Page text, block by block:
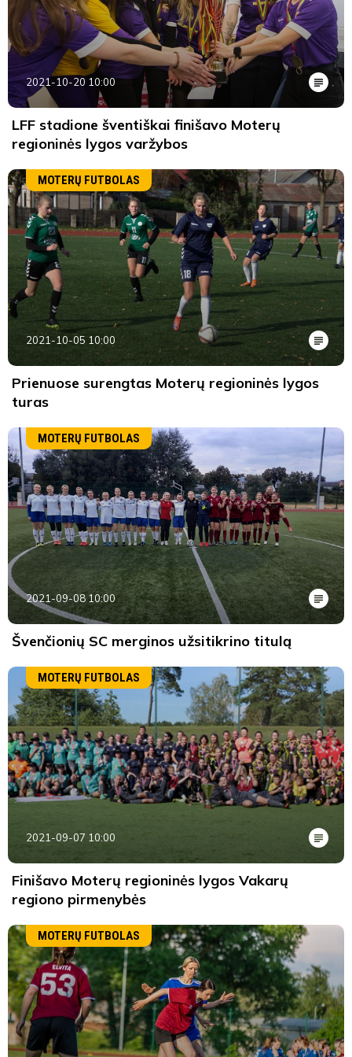
2021-10-20 10:00
LFF stadione šventiškai finišavo Moterų
regioninės lygos varžybos
MOTERŲ FUTBOLAS
2021-10-05 10:00
Prienuose surengtas Moterų regioninės lygos
turas
MOTERŲ FUTBOLAS
2021-09-08 10:00
Švenčionių SC merginos užsitikrino titulą
MOTERŲ FUTBOLAS
2021-09-07 10:00
Finišavo Moterų regioninės lygos Vakarų
regiono pirmenybės
MOTERŲ FUTBOLAS